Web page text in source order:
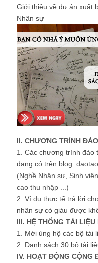
Giới thiệu về dự án xuất
Nhân sự
II. CHƯƠNG TRÌNH
1. Các chương trình đào
đang có trên blog:
(Nghề Nhân sự, Sinh
cao thu nhập ...)
2. Ví dụ thực tế trả lời
nhân sự có giàu được
III. HỆ THỐNG TÀI LIỆU
1. Mời ủng hộ các bộ tài
2. Danh sách 30 bộ tài
IV. HOẠT ĐỘNG CỘNG